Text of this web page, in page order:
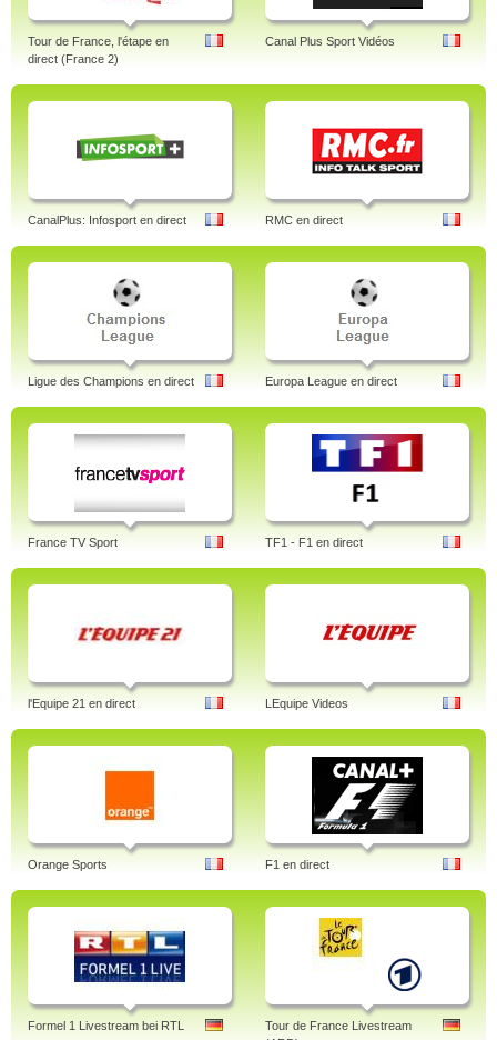
Tour de France, l'étape en
direct (France 2)
Canal Plus Sport Vidéos
CanalPlus: Infosport en direct RMC en direct
Ligue des Champions en direct Europa League en direct
France TV Sport TF1 - F1 en direct
l'Equipe 21 en direct LEquipe Videos
Orange Sports F1 en direct
Formel 1 Livestream bei RTL
Tour de France Livestream